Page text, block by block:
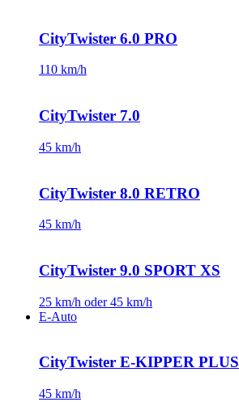
CityTwister 6.0 PRO
110 km/h
CityTwister 7.0
45 km/h
CityTwister 8.0 RETRO
45 km/h
CityTwister 9.0 SPORT XS
25 km/h oder 45 km/h
E-Auto
CityTwister E-KIPPER PLUS
45 km/h